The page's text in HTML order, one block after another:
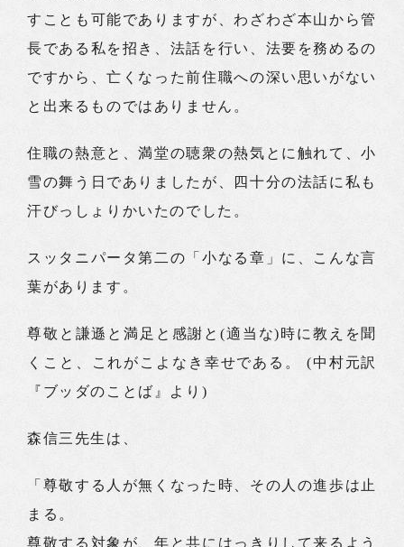
すことも可能でありますが、わざわざ本山から管
長である私を招き、法話を行い、法要を務めるの
ですから、亡くなった前住職への深い思いがない
と出来るものではありません。
住職の熱意と、満堂の聴衆の熱気とに触れて、小
雪の舞う日でありましたが、四十分の法話に私も
汗びっしょりかいたのでした。
スッタニパータ第二の「小なる章」に、こんな言
葉があります。
尊敬と謙遜と満足と感謝と(適当な)時に教えを聞
くこと、これがこよなき幸せである。 (中村元訳
『ブッダのことば』より)
森信三先生は、
「尊敬する人が無くなった時、その人の進歩は止
まる。
尊敬する対象が、年と共にはっきりして来るよう